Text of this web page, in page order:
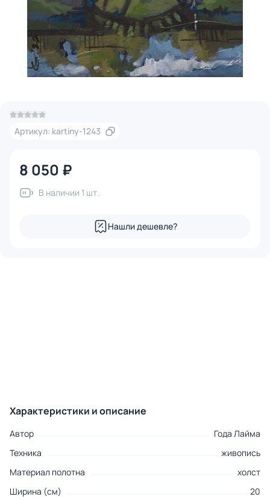
Артикул: kartiny-1243
8 050 ₽
В наличии 1 шт.
Нашли дешевле?
Характеристики и описание
Автор
Года Лайма
Техника
живопись
Материал полотна
холст
Ширина (см)
20